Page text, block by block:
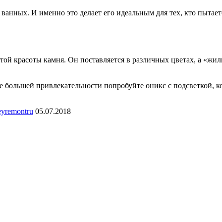
И именно это делает его идеальным для тех, кто
красоты камня. Он поставляется в различных цветах, а
большей привлекательности попробуйте оникс с
05.07.2018